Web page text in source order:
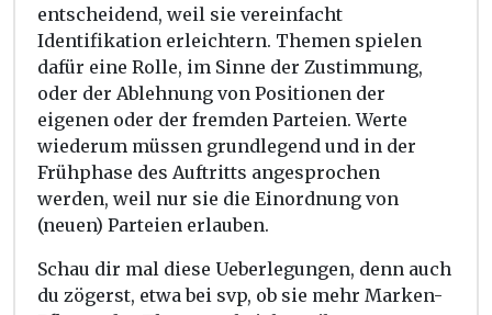
entscheidend, weil sie vereinfacht
Identifikation erleichtern. Themen spielen
dafür eine Rolle, im Sinne der Zustimmung,
oder der Ablehnung von Positionen der
eigenen oder der fremden Parteien. Werte
wiederum müssen grundlegend und in der
Frühphase des Auftritts angesprochen
werden, weil nur sie die Einordnung von
(neuen) Parteien erlauben.
Schau dir mal diese Ueberlegungen, denn auch
du zögerst, etwa bei svp, ob sie mehr Marken-